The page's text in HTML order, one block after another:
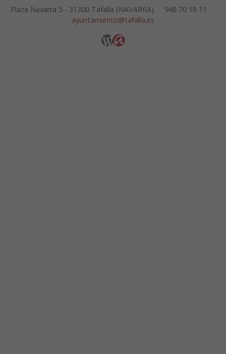
Plaza Navarra 5 - 31300 Tafalla (NAVARRA)
948 70 18 11
ayuntamiento@tafalla.es